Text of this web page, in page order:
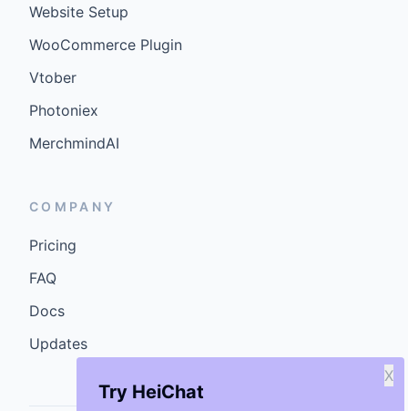
Try HeiChat
X
Website Setup
WooCommerce Plugin
Vtober
Photoniex
MerchmindAI
COMPANY
Pricing
FAQ
Docs
Updates